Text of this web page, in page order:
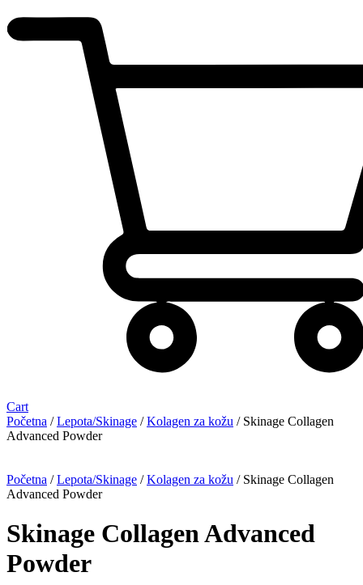
Cart
Početna /Lepota/Skinage /Kolagen za kožu / Skinage Collagen
Advanced Powder
Početna /Lepota/Skinage /Kolagen za kožu / Skinage Collagen
Advanced Powder
Skinage Collagen Advanced
Powder